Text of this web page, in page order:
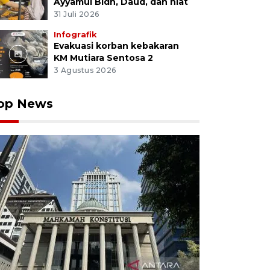
31 Juli 2026
Infografik
Evakuasi korban kebakaran
KM Mutiara Sentosa 2
3 Agustus 2026
News